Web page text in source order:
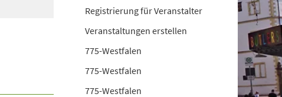
Registrierung für Veranstalter
Veranstaltungen erstellen
775-Westfalen
775-Westfalen
775-Westfalen